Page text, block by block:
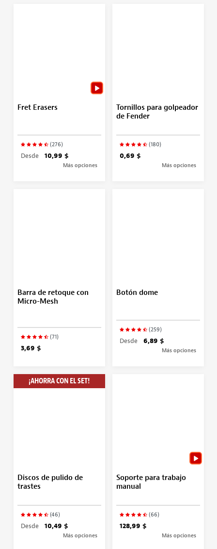
Fret Erasers
(276)
Desde 10,99 $
Más opciones
Tornillos para golpeador
de Fender
(180)
0,69 $
Más opciones
Barra de retoque con
Micro-Mesh
(71)
3,69 $
Botón dome
(259)
Desde 6,89 $
Más opciones
¡AHORRA CON EL SET!
Discos de pulido de
trastes
(46)
Desde 10,49 $
Más opciones
Soporte para trabajo
manual
(66)
128,99 $
Más opciones